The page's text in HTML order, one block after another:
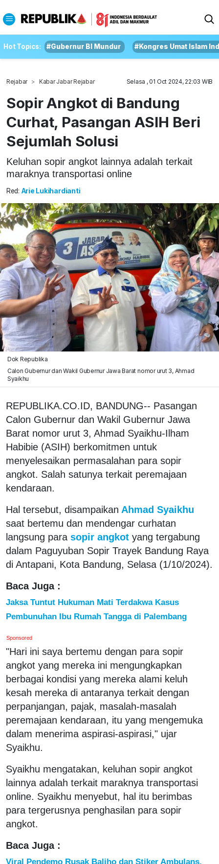
Hot Topics: #Gubernur BI Mundur #Kongres Umat Islam
Rejabar Kabar Jabar Rejabar Selasa , 01 Oct 2024, 22:03 WIB
Sopir Angkot di Bandung
Curhat, Pasangan ASIH Beri
Sejumlah Solusi
Keluhan sopir angkot lainnya adalah terkait
maraknya transportasi online
Red: Arie Lukihardianti
Dok Republika
Calon Gubernur dan Wakil Gubernur Jawa Barat nomor urut 3, Ahmad
Syaikhu
REPUBLIKA.CO.ID, BANDUNG-- Pasangan
Calon Gubernur dan Wakil Gubernur Jawa
Barat nomor urut 3, Ahmad Syaikhu-Ilham
Habibie (ASIH) berkomitmen untuk
menyelesaikan permasalahan para sopir
angkot. Salah satunya terkait peremajaan
kendaraan.
Hal tersebut, disampaikan Ahmad Syaikhu
saat bertemu dan mendengar curhatan
langsung para sopir angkot yang tergabung
dalam Paguyuban Sopir Trayek Bandung Raya
di Antapani, Kota Bandung, Selasa (1/10/2024).
Baca Juga :
Jaksa Tuntut Hukuman Mati Terdakwa Kasus
Pembunuhan Ibu Rumah Tangga di Palembang
Sponsored
"Hari ini saya bertemu dengan para sopir
angkot yang mereka ini mengungkapkan
berbagai kondisi yang mereka alami keluh
kesah mereka di antaranya terkait dengan
perpanjangan, pajak, masalah-masalah
peremajaan kendaraan, itu yang mengemuka
dalam menerima aspirasi-aspirasi," ujar
Syaikhu.
Syaikhu mengatakan, keluhan sopir angkot
lainnya adalah terkait maraknya transportasi
online. Syaikhu menyebut, hal itu berimbas
para tergerusnya penghasilan para sopir
angkot.
Baca Juga :
Viral Pendemo Rusak Baliho dan Stiker Ambulans,